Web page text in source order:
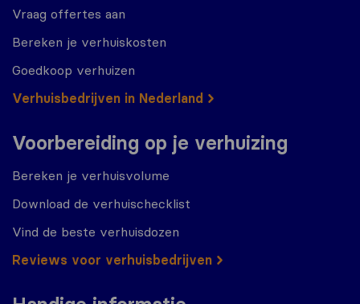
Vraag offertes aan
Bereken je verhuiskosten
Goedkoop verhuizen
Verhuisbedrijven in Nederland
Voorbereiding op je verhuizing
Bereken je verhuisvolume
Download de verhuischecklist
Vind de beste verhuisdozen
Reviews voor verhuisbedrijven